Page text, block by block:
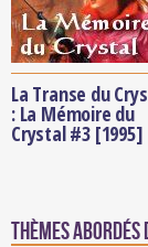
La Transe du
: La Mémoire du
Crystal #3 [1995]
Thèmes